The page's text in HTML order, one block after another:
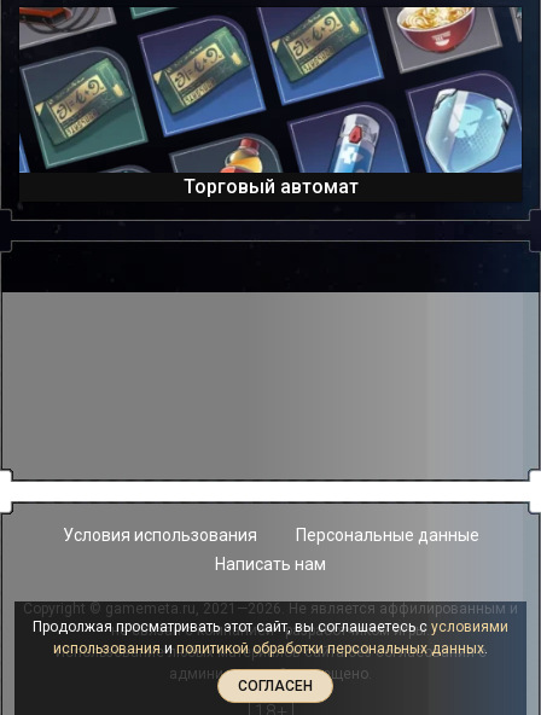
Торговый автомат
Условия использования
Персональные данные
Написать нам
Copyright © gamemeta.ru, 2021—2026. Не является аффилированным и
не связан с компанией - разработчиком игры.
Использование любых материалов сайта без согласования с
администрацией запрещено.
Продолжая просматривать этот сайт, вы соглашаетесь с условиями
использованияиполитикой обработки персональных данных.
СОГЛАСЕН